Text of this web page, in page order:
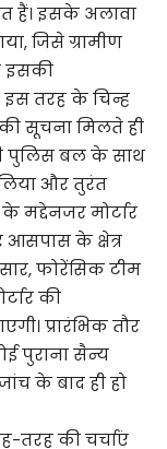
हैं। इसके अलावा
जिसे ग्रामीण
इसकी
इस तरह के चिन्ह
सूचना मिलते ही
पुलिस बल के साथ
और तुरंत
मद्देनजर मोर्टार
आसपास के क्षेत्र
फोरेंसिक टीम
की
प्रारंभिक तौर
पुराना सैन्य
के बाद ही हो
तरह की चर्चाएं